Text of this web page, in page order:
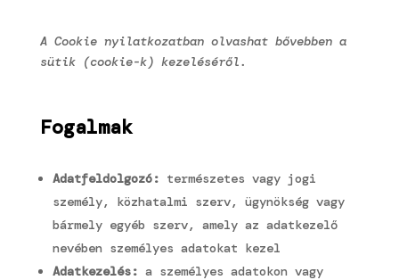
A Cookie nyilatkozatban olvashat bővebben a
sütik (cookie-k) kezeléséről.
Fogalmak
Adatfeldolgozó: természetes vagy jogi
személy, közhatalmi szerv, ügynökség vagy
bármely egyéb szerv, amely az adatkezelő
nevében személyes adatokat kezel
Adatkezelés: a személyes adatokon vagy